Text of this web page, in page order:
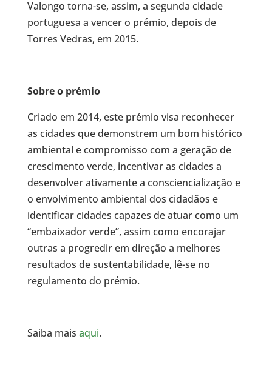
Valongo torna-se, assim, a segunda cidade
portuguesa a vencer o prémio, depois de
Torres Vedras, em 2015.
Sobre o prémio
Criado em 2014, este prémio visa reconhecer
as cidades que demonstrem um bom histórico
ambiental e compromisso com a geração de
crescimento verde, incentivar as cidades a
desenvolver ativamente a consciencialização e
o envolvimento ambiental dos cidadãos e
identificar cidades capazes de atuar como um
“embaixador verde”, assim como encorajar
outras a progredir em direção a melhores
resultados de sustentabilidade, lê-se no
regulamento do prémio.
Saiba mais aqui.